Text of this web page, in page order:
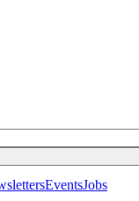
EventsJobs